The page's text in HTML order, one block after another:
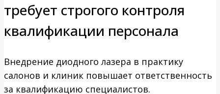
требует строгого контроля
квалификации персонала
Внедрение диодного лазера в практику
салонов и клиник повышает ответственность
за квалификацию специалистов.